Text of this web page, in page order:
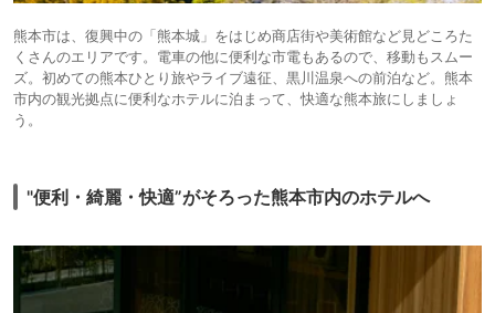
熊本市は、復興中の「熊本城」をはじめ商店街や美術館など見どころた
くさんのエリアです。電車の他に便利な市電もあるので、移動もスムー
ズ。初めての熊本ひとり旅やライブ遠征、黒川温泉への前泊など。熊本
市内の観光拠点に便利なホテルに泊まって、快適な熊本旅にしましょ
う。
"便利・綺麗・快適”がそろった熊本市内のホテルへ